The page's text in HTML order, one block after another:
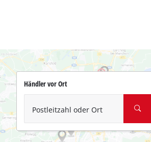
Händler vor Ort
Postleitzahl oder Ort